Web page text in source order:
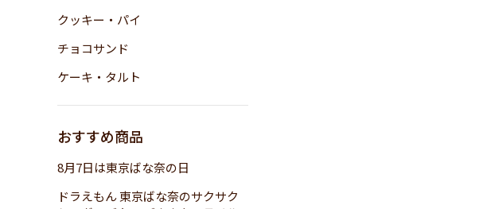
クッキー・パイ
チョコサンド
ケーキ・タルト
おすすめ商品
8月7日は東京ばな奈の日
ドラえもん 東京ばな奈のサクサク